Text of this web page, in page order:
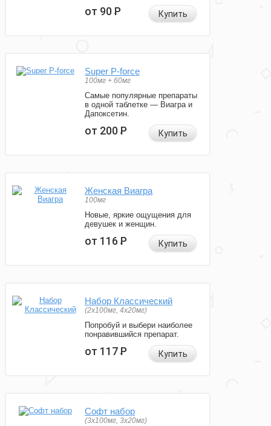
от 90Р Купить
Super P-force
100мг + 60мг
Самые популярные препараты
в одной таблетке — Виагра и
Дапоксетин.
от 200Р Купить
Женская Виагра
100мг
Новые, яркие ощущения для
девушек и женщин.
от 116Р Купить
Набор Классический
(2x100мг, 4x20мг)
Попробуй и выбери наиболее
понравившийся препарат.
от 117Р Купить
Софт набор
(3x100мг, 3x20мг)